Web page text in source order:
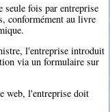
seule fois par entreprise
conformément au livre
l'entreprise introduit
via un formulaire sur
web, l'entreprise doit